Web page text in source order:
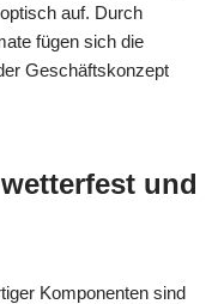
auf. Durch
fügen sich die
Geschäftskonzept
und
Komponenten sind